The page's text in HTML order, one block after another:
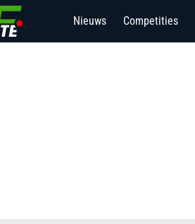
Nieuws Competities